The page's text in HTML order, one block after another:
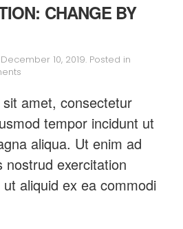
CHANGE BY
December 10, 2019. Posted in
dation:
Change
by
amet, consectetur
tempor incidunt ut
aliqua. Ut enim ad
nostrud exercitation
aliquid ex ea commodi